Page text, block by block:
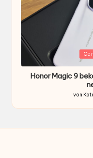
Gepostet
Honor Magic 9
von
von